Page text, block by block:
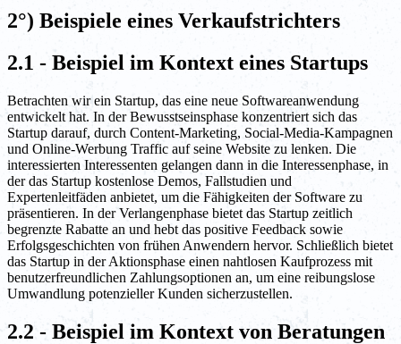
2°) Beispiele eines Verkaufstrichters
2.1 - Beispiel im Kontext eines Startups
Betrachten wir ein Startup, das eine neue Softwareanwendung
entwickelt hat. In der Bewusstseinsphase konzentriert sich das
Startup darauf, durch Content-Marketing, Social-Media-Kampagnen
und Online-Werbung Traffic auf seine Website zu lenken. Die
interessierten Interessenten gelangen dann in die Interessenphase, in
der das Startup kostenlose Demos, Fallstudien und
Expertenleitfäden anbietet, um die Fähigkeiten der Software zu
präsentieren. In der Verlangenphase bietet das Startup zeitlich
begrenzte Rabatte an und hebt das positive Feedback sowie
Erfolgsgeschichten von frühen Anwendern hervor. Schließlich bietet
das Startup in der Aktionsphase einen nahtlosen Kaufprozess mit
benutzerfreundlichen Zahlungsoptionen an, um eine reibungslose
Umwandlung potenzieller Kunden sicherzustellen.
2.2 - Beispiel im Kontext von Beratungen